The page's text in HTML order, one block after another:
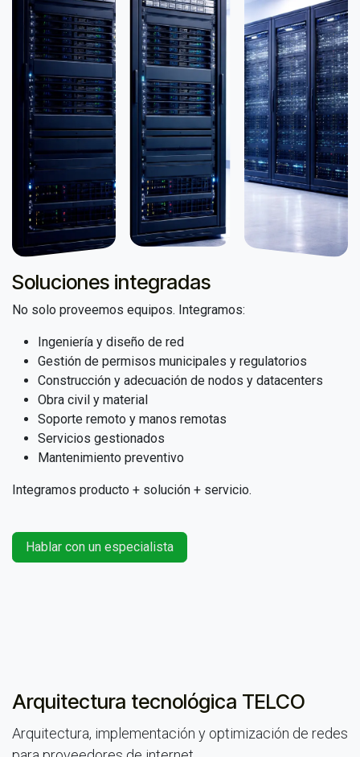
Soluciones integradas
No solo proveemos equipos. Integramos:
Ingeniería y diseño de red
Gestión de permisos municipales y regulatorios
Construcción y adecuación de nodos y datacenters
Obra civil y material
Soporte remoto y manos remotas
Servicios gestionados
Mantenimiento preventivo
Integramos producto + solución + servicio.
Hablar con un especialista
Arquitectura tecnológica TELCO
Arquitectura, implementación y optimización de redes